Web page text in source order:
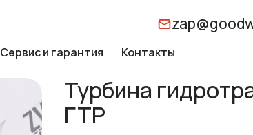
Сервис и гарантия Контакты
Турбина
ГТР